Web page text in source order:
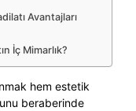
Avantajları
İç Mimarlık?
hem estetik
beraberinde